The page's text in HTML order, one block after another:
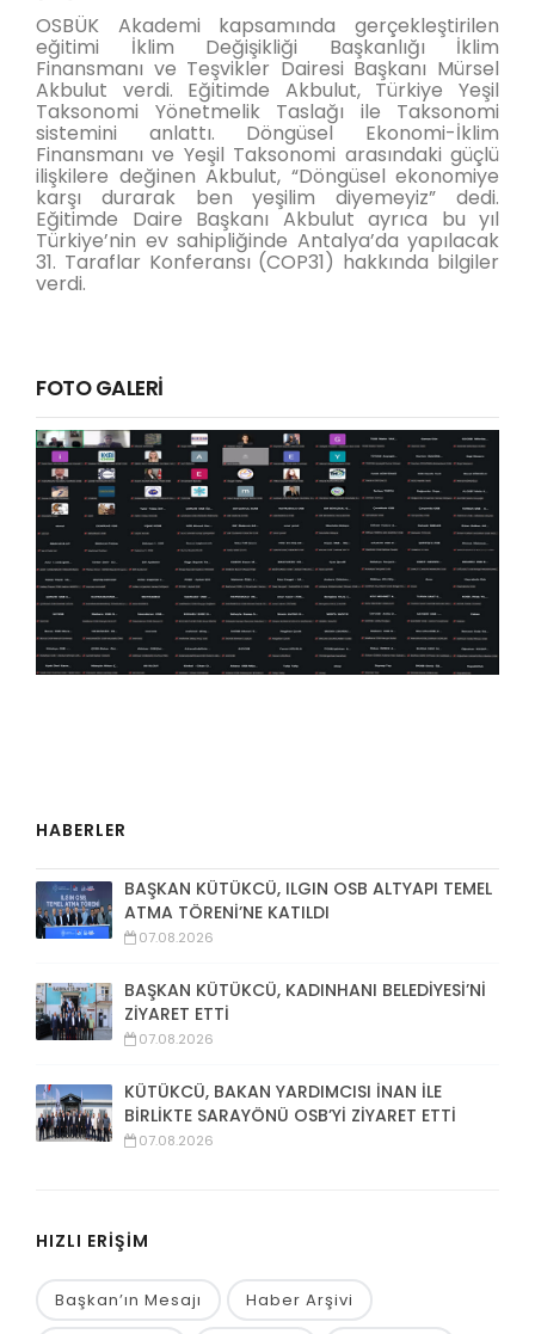
OSBÜK Akademi kapsamında gerçekleştirilen
eğitimi İklim Değişikliği Başkanlığı İklim
Finansmanı ve Teşvikler Dairesi Başkanı Mürsel
Akbulut verdi. Eğitimde Akbulut, Türkiye Yeşil
Taksonomi Yönetmelik Taslağı ile Taksonomi
sistemini anlattı. Döngüsel Ekonomi-İklim
Finansmanı ve Yeşil Taksonomi arasındaki güçlü
ilişkilere değinen Akbulut, “Döngüsel ekonomiye
karşı durarak ben yeşilim diyemeyiz” dedi.
Eğitimde Daire Başkanı Akbulut ayrıca bu yıl
Türkiye’nin ev sahipliğinde Antalya’da yapılacak
31. Taraflar Konferansı (COP31) hakkında bilgiler
verdi.
FOTO GALERİ
HABERLER
BAŞKAN KÜTÜKCÜ, ILGIN OSB ALTYAPI TEMEL
ATMA TÖRENİ’NE KATILDI
07.08.2026
BAŞKAN KÜTÜKCÜ, KADINHANI BELEDİYESİ’Nİ
ZİYARET ETTİ
07.08.2026
KÜTÜKCÜ, BAKAN YARDIMCISI İNAN İLE
BİRLİKTE SARAYÖNÜ OSB’Yİ ZİYARET ETTİ
07.08.2026
HIZLI ERİŞİM
Başkan’ın Mesajı Haber Arşivi